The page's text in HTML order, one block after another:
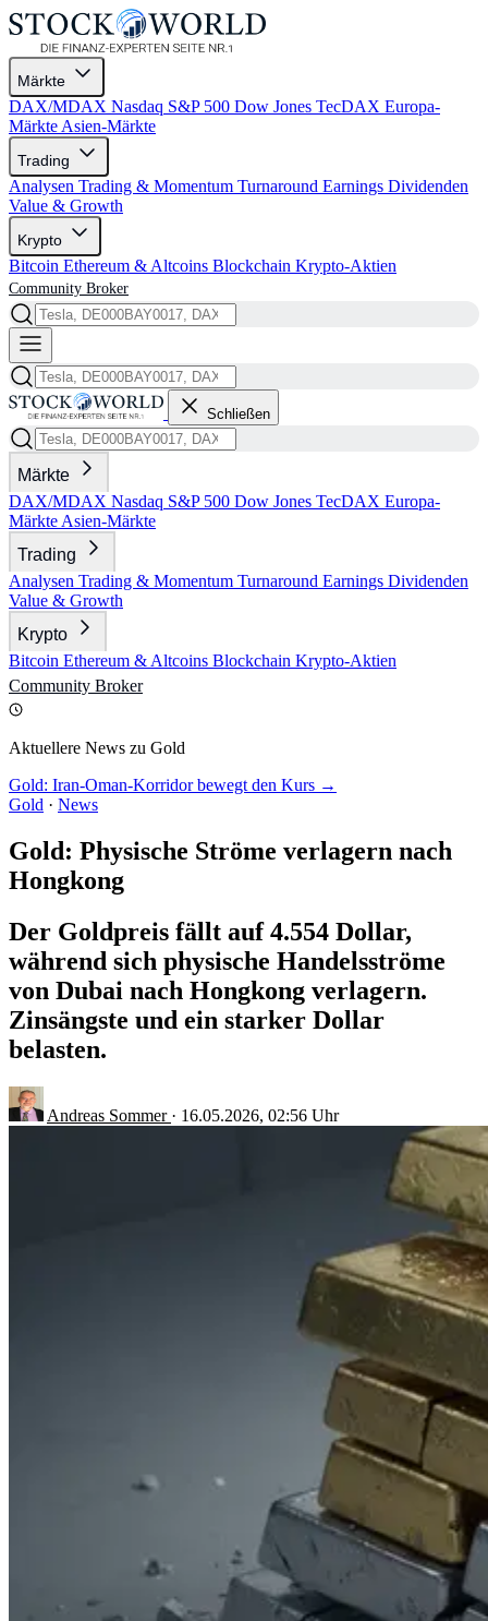
Märkte
DAX/MDAX Nasdaq S&P 500 Dow Jones TecDAX Europa-
Märkte Asien-Märkte
Trading
Analysen Trading & Momentum Turnaround Earnings Dividenden
Value & Growth
Krypto
Bitcoin Ethereum & Altcoins Blockchain Krypto-Aktien
Community Broker
Schließen
Märkte
DAX/MDAX Nasdaq S&P 500 Dow Jones TecDAX Europa-
Märkte Asien-Märkte
Trading
Analysen Trading & Momentum Turnaround Earnings Dividenden
Value & Growth
Krypto
Bitcoin Ethereum & Altcoins Blockchain Krypto-Aktien
Community Broker
Aktuellere News zu Gold
Gold: Iran-Oman-Korridor bewegt den Kurs →
Gold · News
Gold: Physische Ströme verlagern nach
Hongkong
Der Goldpreis fällt auf 4.554 Dollar,
während sich physische Handelsströme
von Dubai nach Hongkong verlagern.
Zinsängste und ein starker Dollar
belasten.
Andreas Sommer · 16.05.2026, 02:56 Uhr